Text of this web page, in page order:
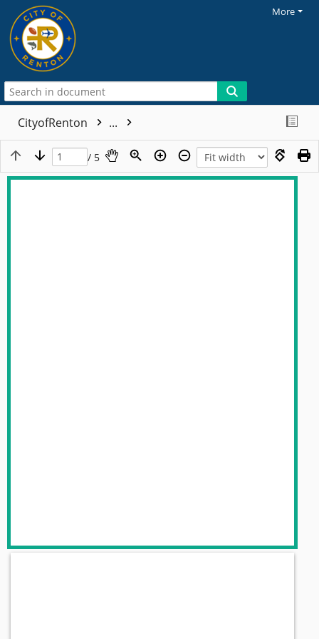
More
CityofRenton ...
/ 5